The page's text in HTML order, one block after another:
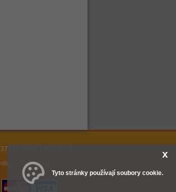
377 461 999, 777 111 038
obchod@fitsport.eu
x
Tyto stránky používají soubory cookie.